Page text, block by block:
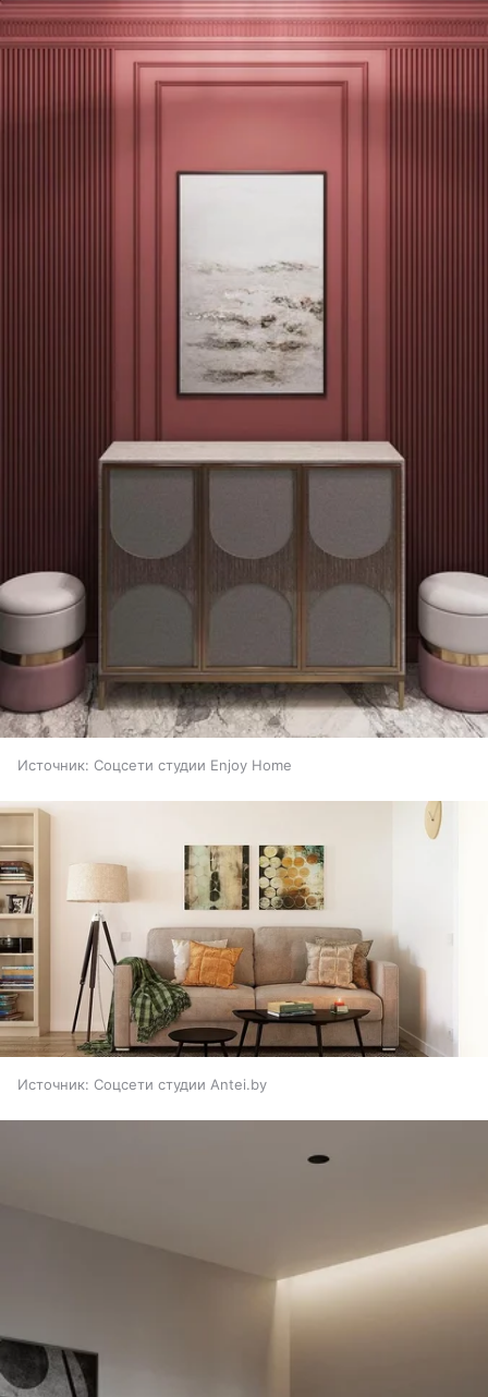
Источник: Соцсети студии Enjoy Home
Источник: Соцсети студии Antei.by